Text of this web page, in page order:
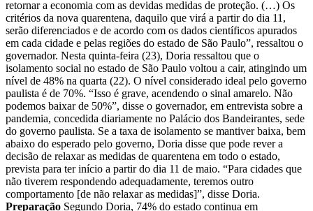
retornar a economia com as devidas medidas de proteção. (…) Os
critérios da nova quarentena, daquilo que virá a partir do dia 11,
serão diferenciados e de acordo com os dados científicos apurados
em cada cidade e pelas regiões do estado de São Paulo”, ressaltou o
governador. Nesta quinta-feira (23), Doria ressaltou que o
isolamento social no estado de São Paulo voltou a cair, atingindo um
nível de 48% na quarta (22). O nível considerado ideal pelo governo
paulista é de 70%. “Isso é grave, acendendo o sinal amarelo. Não
podemos baixar de 50%”, disse o governador, em entrevista sobre a
pandemia, concedida diariamente no Palácio dos Bandeirantes, sede
do governo paulista. Se a taxa de isolamento se mantiver baixa, bem
abaixo do esperado pelo governo, Doria disse que pode rever a
decisão de relaxar as medidas de quarentena em todo o estado,
prevista para ter início a partir do dia 11 de maio. “Para cidades que
não tiverem respondendo adequadamente, teremos outro
comportamento [de não relaxar as medidas]”, disse Doria.
Preparação Segundo Doria, 74% do estado continua em